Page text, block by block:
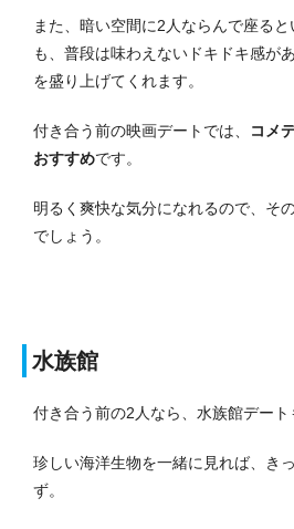
また、暗い空間に2人ならんで座る
も、普段は味わえないドキドキ感が
を盛り上げてくれます。
付き合う前の映画デートでは、
コメ
おすすめです。
明るく爽快な気分になれるので、そ
でしょう。
水族館
付き合う前の2人なら、水族館デート
珍しい海洋生物を一緒に見れば、き
ず。